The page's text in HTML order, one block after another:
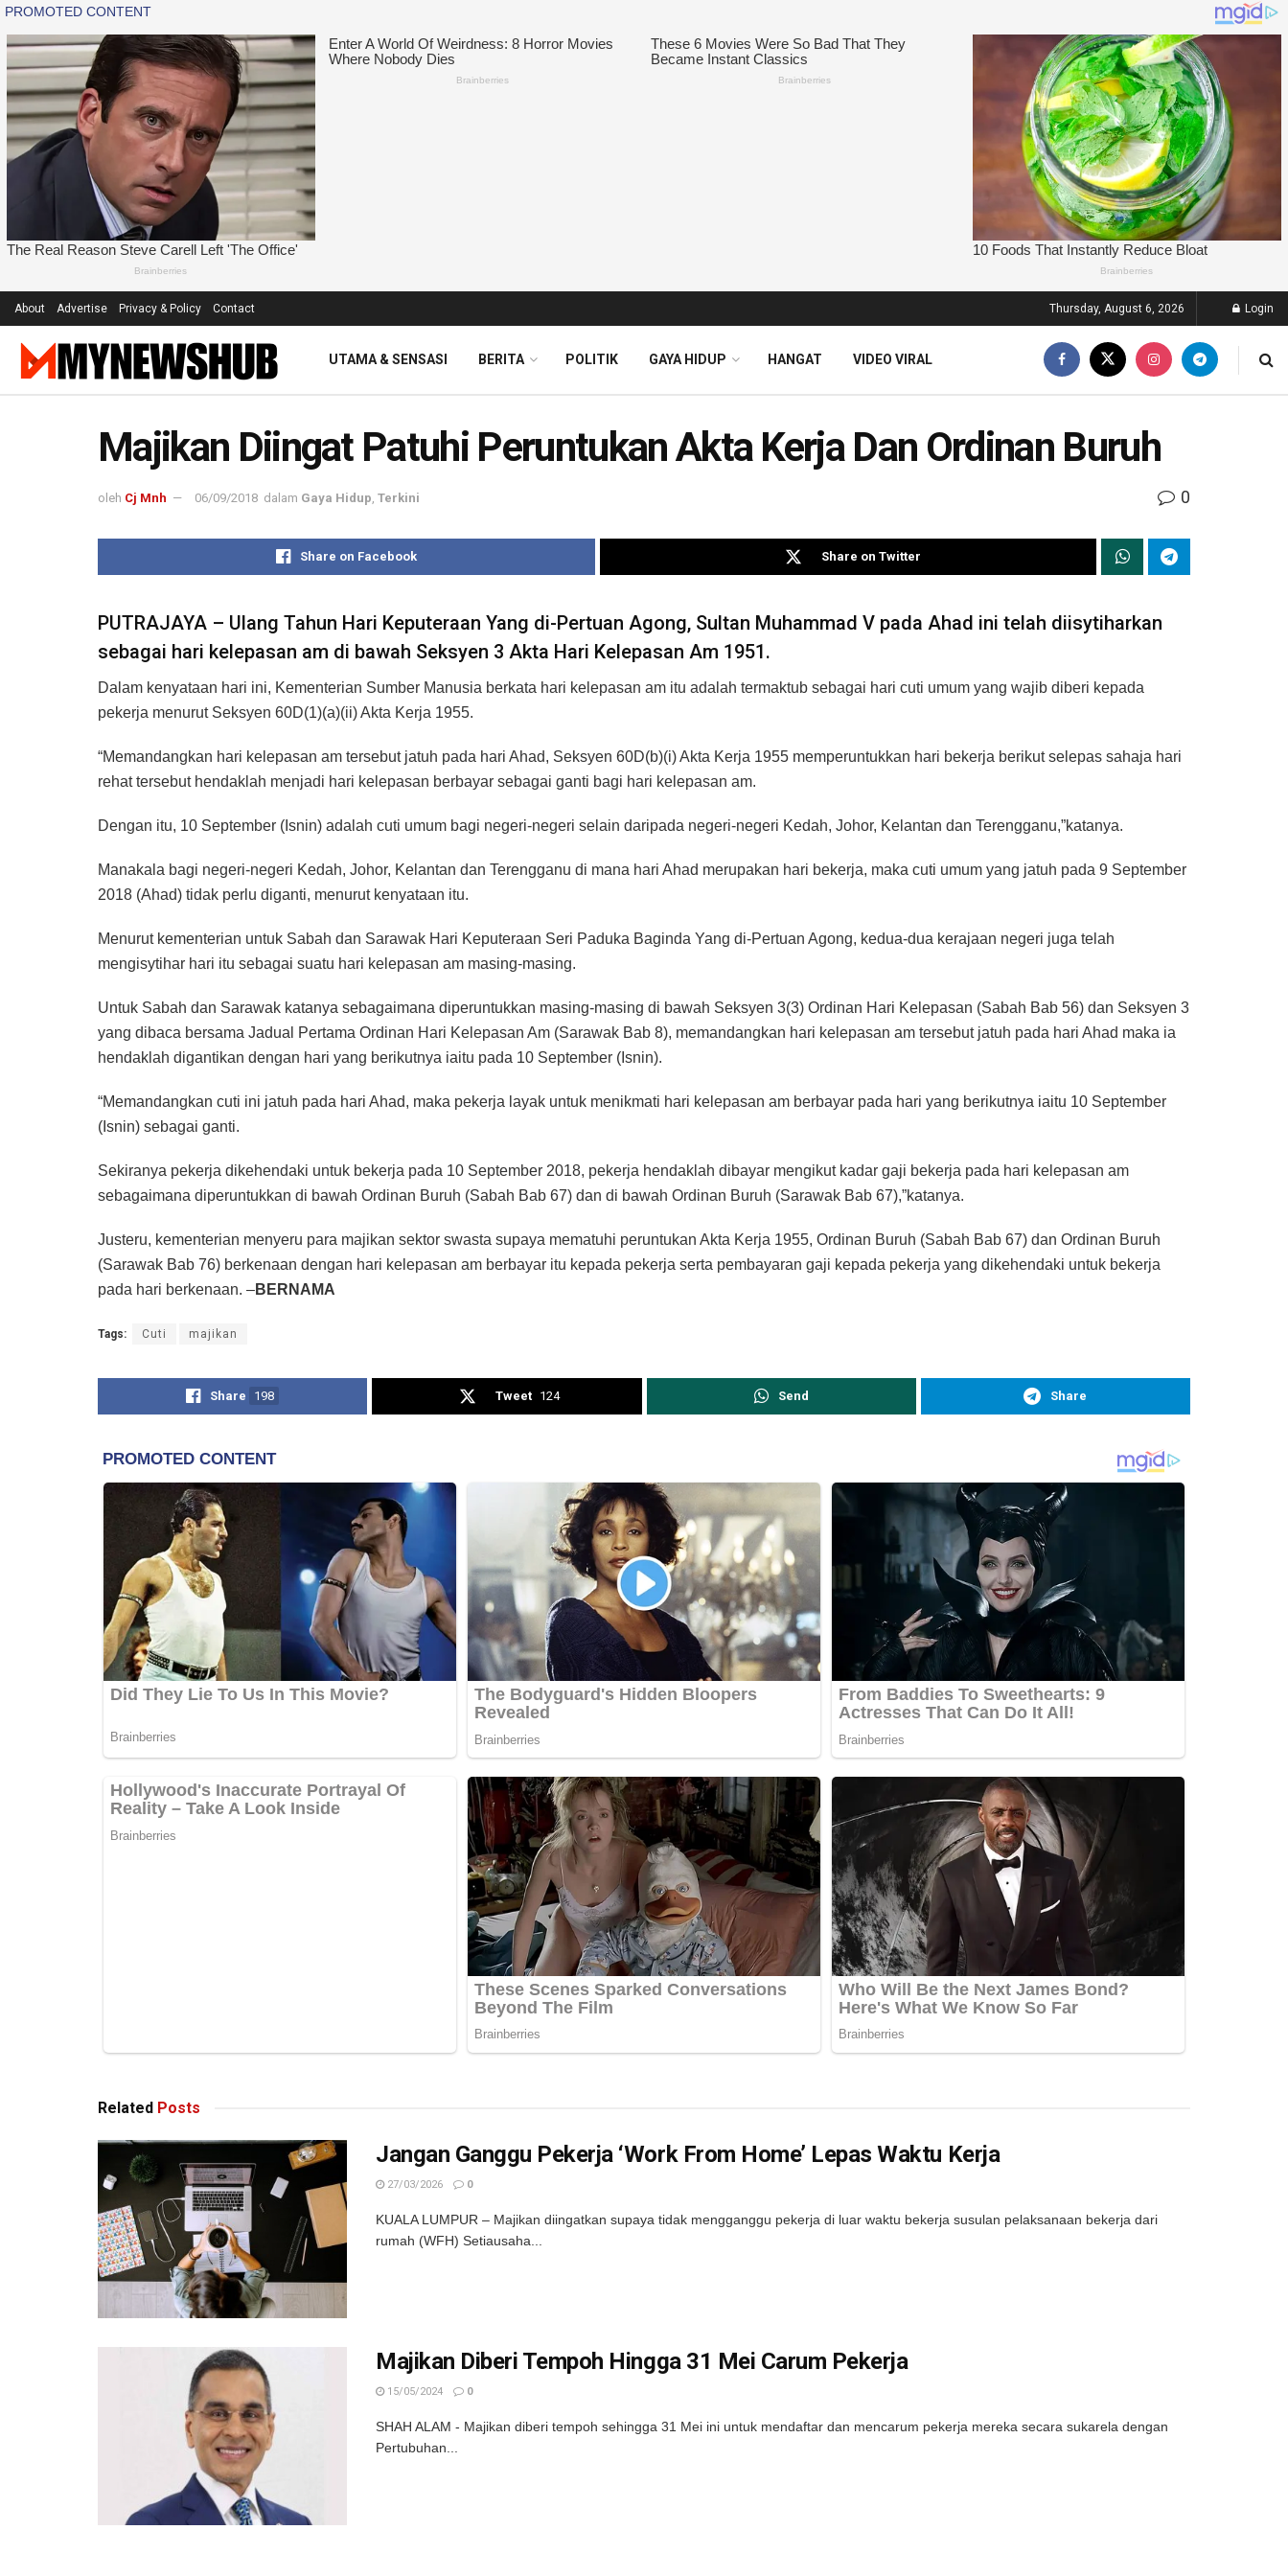
About Advertise Privacy & Policy Contact Thursday, August 6, 2026 Login
UTAMA & SENSASI BERITA POLITIK GAYA HIDUP HANGAT VIDEO VIRAL
Majikan Diingat Patuhi Peruntukan Akta Kerja Dan Ordinan Buruh
oleh Cj Mnh 06/09/2018 dalam Gaya Hidup Terkini 0
Share on Facebook Share on Twitter
PUTRAJAYA – Ulang Tahun Hari Keputeraan Yang di-Pertuan Agong, Sultan Muhammad V pada Ahad ini telah diisytiharkan
sebagai hari kelepasan am di bawah Seksyen 3 Akta Hari Kelepasan Am 1951.
Dalam kenyataan hari ini, Kementerian Sumber Manusia berkata hari kelepasan am itu adalah termaktub sebagai hari cuti umum yang wajib diberi kepada
pekerja menurut Seksyen 60D(1)(a)(ii) Akta Kerja 1955.
“Memandangkan hari kelepasan am tersebut jatuh pada hari Ahad, Seksyen 60D(b)(i) Akta Kerja 1955 memperuntukkan hari bekerja berikut selepas sahaja hari
rehat tersebut hendaklah menjadi hari kelepasan berbayar sebagai ganti bagi hari kelepasan am.
Dengan itu, 10 September (Isnin) adalah cuti umum bagi negeri-negeri selain daripada negeri-negeri Kedah, Johor, Kelantan dan Terengganu,”katanya.
Manakala bagi negeri-negeri Kedah, Johor, Kelantan dan Terengganu di mana hari Ahad merupakan hari bekerja, maka cuti umum yang jatuh pada 9 September
2018 (Ahad) tidak perlu diganti, menurut kenyataan itu.
Menurut kementerian untuk Sabah dan Sarawak Hari Keputeraan Seri Paduka Baginda Yang di-Pertuan Agong, kedua-dua kerajaan negeri juga telah
mengisytihar hari itu sebagai suatu hari kelepasan am masing-masing.
Untuk Sabah dan Sarawak katanya sebagaimana diperuntukkan masing-masing di bawah Seksyen 3(3) Ordinan Hari Kelepasan (Sabah Bab 56) dan Seksyen 3
yang dibaca bersama Jadual Pertama Ordinan Hari Kelepasan Am (Sarawak Bab 8), memandangkan hari kelepasan am tersebut jatuh pada hari Ahad maka ia
hendaklah digantikan dengan hari yang berikutnya iaitu pada 10 September (Isnin).
“Memandangkan cuti ini jatuh pada hari Ahad, maka pekerja layak untuk menikmati hari kelepasan am berbayar pada hari yang berikutnya iaitu 10 September
(Isnin) sebagai ganti.
Sekiranya pekerja dikehendaki untuk bekerja pada 10 September 2018, pekerja hendaklah dibayar mengikut kadar gaji bekerja pada hari kelepasan am
sebagaimana diperuntukkan di bawah Ordinan Buruh (Sabah Bab 67) dan di bawah Ordinan Buruh (Sarawak Bab 67),”katanya.
Justeru, kementerian menyeru para majikan sektor swasta supaya mematuhi peruntukan Akta Kerja 1955, Ordinan Buruh (Sabah Bab 67) dan Ordinan Buruh
(Sarawak Bab 76) berkenaan dengan hari kelepasan am berbayar itu kepada pekerja serta pembayaran gaji kepada pekerja yang dikehendaki untuk bekerja
pada hari berkenaan. –BERNAMA
Tags: Cuti majikan
Share 198 Tweet 124 Send Share
Related Posts
Jangan Ganggu Pekerja ‘Work From Home’ Lepas Waktu Kerja
27/03/2026 0
KUALA LUMPUR – Majikan diingatkan supaya tidak mengganggu pekerja di luar waktu bekerja susulan pelaksanaan bekerja dari
rumah (WFH) Setiausaha...
Majikan Diberi Tempoh Hingga 31 Mei Carum Pekerja
15/05/2024 0
SHAH ALAM - Majikan diberi tempoh sehingga 31 Mei ini untuk mendaftar dan mencarum pekerja mereka secara sukarela dengan
Pertubuhan...